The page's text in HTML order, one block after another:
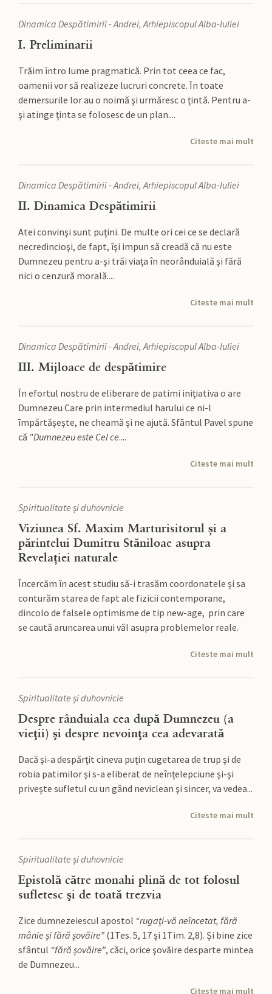
Dinamica Despătimirii - Andrei, Arhiepiscopul Alba-Iuliei
I. Preliminarii
Trăim īntr­o lume pragmatică. Prin tot ceea ce fac,
oamenii vor să realizeze lucruri concrete. Īn toate
demersurile lor au o noimă şi urmăresc o ţintă. Pentru a-
şi atinge ţinta se folosesc de un plan....
Citeste mai mult
Dinamica Despătimirii - Andrei, Arhiepiscopul Alba-Iuliei
II. Dinamica Despătimirii
Atei convinşi sunt puţini. De multe ori cei ce se declară
necredincioşi, de fapt, îşi impun să creadă că nu este
Dumnezeu pentru a-şi trăi viaţa în neorânduială şi fără
nici o cenzură morală....
Citeste mai mult
Dinamica Despătimirii - Andrei, Arhiepiscopul Alba-Iuliei
III. Mijloace de despătimire
În efortul nostru de eliberare de patimi iniţiativa o are
Dumnezeu Care prin intermediul harului ce ni-l
īmpărtăşeşte, ne cheamă şi ne ajută. Sfāntul Pavel spune
că "Dumnezeu este Cel ce....
Citeste mai mult
Spiritualitate și duhovnicie
Viziunea Sf. Maxim Marturisitorul și a
părintelui Dumitru Stăniloae asupra
Revelației naturale
Încercăm în acest studiu să-i trasăm coordonatele şi sa
conturăm starea de fapt ale fizicii contemporane,
dincolo de falsele optimisme de tip new-age, prin care
se caută aruncarea unui văl asupra problemelor reale.
Citeste mai mult
Spiritualitate și duhovnicie
Despre rânduiala cea după Dumnezeu (a
vieţii) şi despre nevoinţa cea adevarată
Dacă şi-a despărţit cineva puţin cugetarea de trup şi de
robia patimilor şi s-a eliberat de neînţelepciune şi-şi
priveşte sufletul cu un gând neviclean şi sincer, va vedea...
Citeste mai mult
Spiritualitate și duhovnicie
Epistolă către monahi plină de tot folosul
sufletesc şi de toată trezvia
Zice dumnezeiescul apostol “rugaţi-vă neîncetat, fără
mânie şi fără şovăire” (1Tes. 5, 17 şi 1Tim. 2,8). Şi bine zice
sfântul “fără şovăire”, căci, orice şovăire desparte mintea
de Dumnezeu...
Citeste mai mult